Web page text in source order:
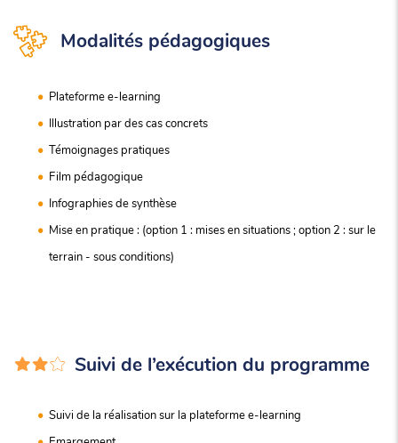
Modalités pédagogiques
Plateforme e-learning
Illustration par des cas concrets
Témoignages pratiques
Film pédagogique
Infographies de synthèse
Mise en pratique : (option 1 : mises en situations ; option 2 : sur le
terrain - sous conditions)
Suivi de l’exécution du programme
Suivi de la réalisation sur la plateforme e-learning